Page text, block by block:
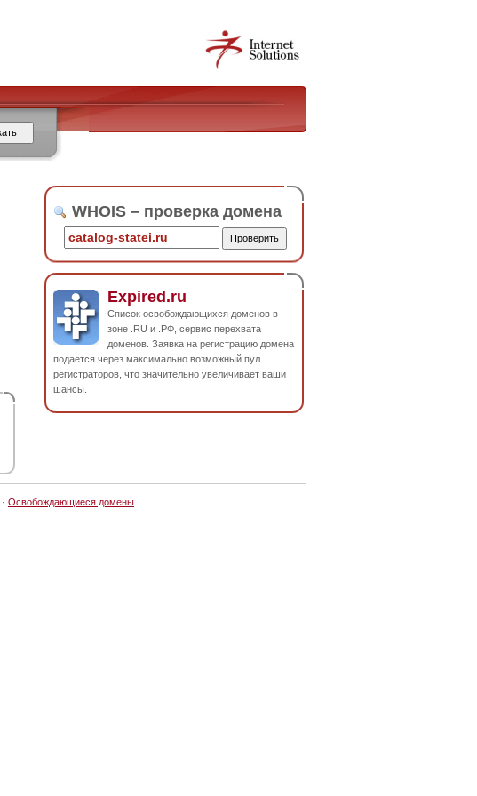
WHOIS – проверка домена
Expired.ru
Список освобождающихся доменов в
зоне .RU и .РФ, сервис перехвата
доменов. Заявка на регистрацию домена
подается через максимально возможный пул
регистраторов, что значительно увеличивает ваши
шансы.
· Освобождающиеся домены